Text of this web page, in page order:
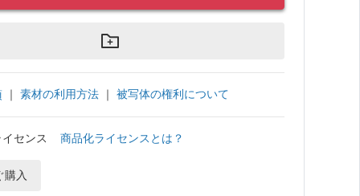
｜ 素材の利用方法 ｜ 被写体の権利について
センス 商品化ライセンスとは？
購入